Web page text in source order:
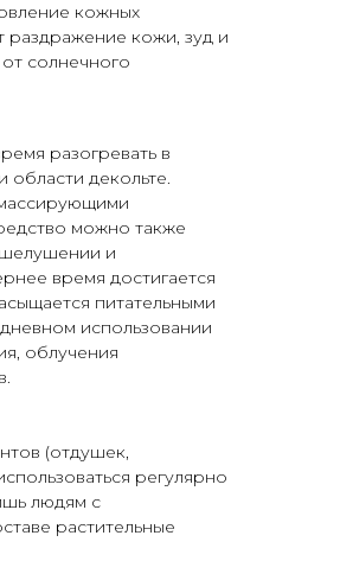
кожных
раздражение кожи, зуд и
солнечного
разогревать в
области декольте.
можно также
шелушении и
время достигается
питательными
использовании
облучения
(отдушек,
регулярно
людям с
растительные